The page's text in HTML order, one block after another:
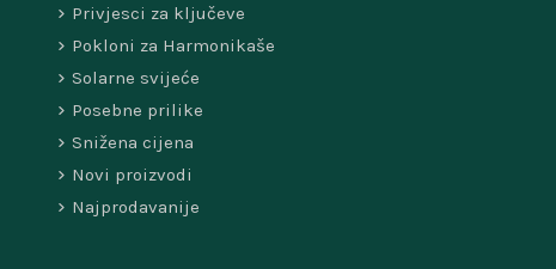
Privjesci za ključeve
Pokloni za Harmonikaše
Solarne svijeće
Posebne prilike
Snižena cijena
Novi proizvodi
Najprodavanije